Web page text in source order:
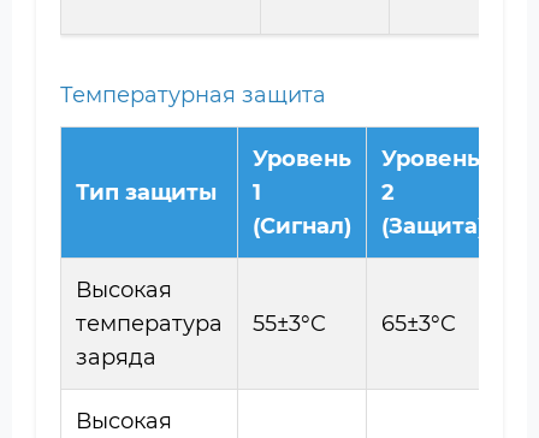
Температурная защита
Тип защиты
Уровень
1
(Сигнал)
Уровень
2
(Защита)
Высокая
температура
заряда
55±3°C 65±3°C
Высокая